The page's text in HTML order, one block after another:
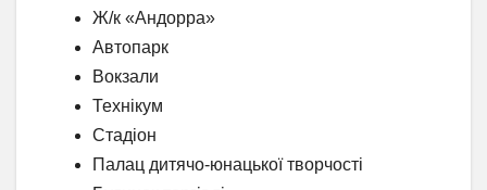
Ж/к «Андорра»
Автопарк
Вокзали
Технікум
Стадіон
Палац дитячо-юнацької творчості